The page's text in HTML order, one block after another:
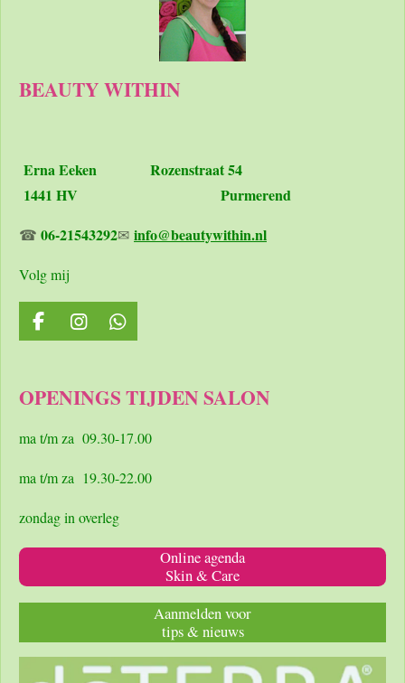
BEAUTY WITHIN
Erna Eeken Rozenstraat 54
1441 HV Purmerend
☎ 06-21543292✉ info@beautywithin.nl
Volg mij
F
a
b
o
I
n
a
r
m
W
h
s
p
OPENINGS TIJDEN SALON
ma t/m za 09.30-17.00
ma t/m za 19.30-22.00
zondag in overleg
Online agenda
Skin & Care
Aanmelden voor
tips & nieuws